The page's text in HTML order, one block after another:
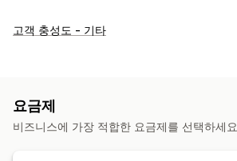
맞춤 설정
푸시 알림
중단된 카트
자동 알림 재입고 위치 정보
고객 충성도 - 기타
요금제
비즈니스에 가장 적합한 요금제를 선택하세